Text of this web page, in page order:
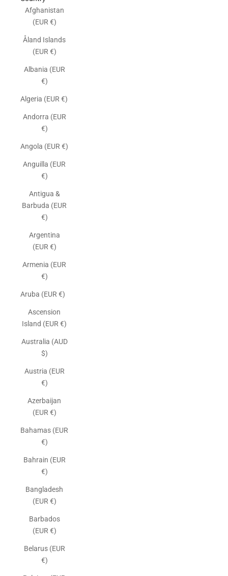
Afghanistan
(EUR €)
Åland Islands
(EUR €)
Albania (EUR
€)
Algeria (EUR €)
Andorra (EUR
€)
Angola (EUR €)
Anguilla (EUR
€)
Antigua &
Barbuda (EUR
€)
Argentina
(EUR €)
Armenia (EUR
€)
Aruba (EUR €)
Ascension
Island (EUR €)
Australia (AUD
$)
Austria (EUR
€)
Azerbaijan
(EUR €)
Bahamas (EUR
€)
Bahrain (EUR
€)
Bangladesh
(EUR €)
Barbados
(EUR €)
Belarus (EUR
€)